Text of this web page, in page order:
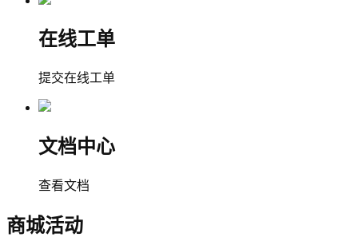
在线工单
提交在线工单
文档中心
查看文档
商城活动